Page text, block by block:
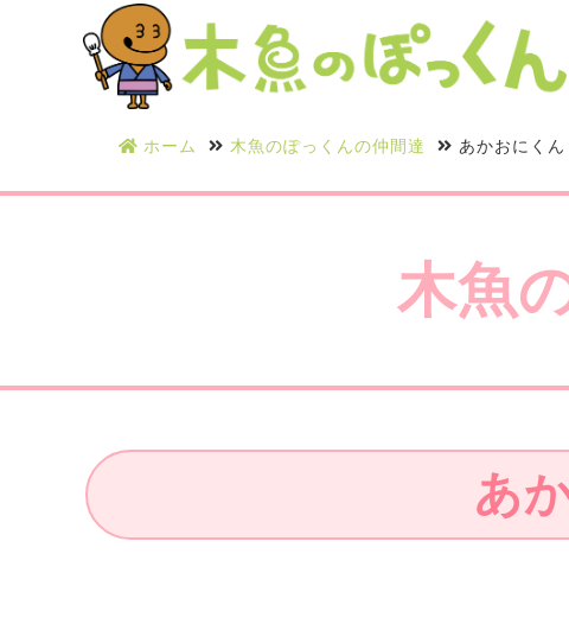
ホーム 木魚のぽっくんの仲間達 あかおにく
木魚
あ